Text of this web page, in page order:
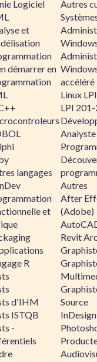
Logiciel
et
démarrer en
langages
et
R
d'IHM
ISTQB
-
Autres
accéléré
Linux LPI
LPI
Analyste
Autres
After
(Adobe)
Revit
Source